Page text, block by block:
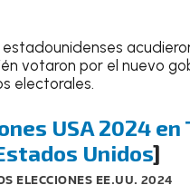
votaron por el nuevo
electorales.
USA 2024 en
Unidos]